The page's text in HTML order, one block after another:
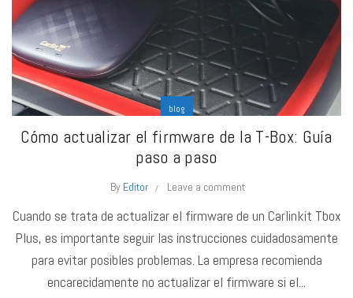
blog
Cómo actualizar el firmware de la T-Box: Guía
paso a paso
By Editor Leave a comment
Cuando se trata de actualizar el firmware de un Carlinkit Tbox
Plus, es importante seguir las instrucciones cuidadosamente
para evitar posibles problemas. La empresa recomienda
encarecidamente no actualizar el firmware si el...